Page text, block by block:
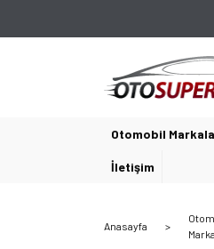
Otomobil
İletişim
Anasayfa